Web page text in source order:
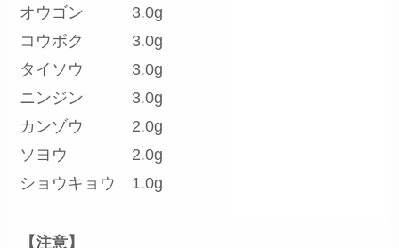
オウゴン 3.0g
コウボク 3.0g
タイソウ 3.0g
ニンジン 3.0g
カンゾウ 2.0g
ソヨウ 2.0g
ショウキョウ 1.0g
【注意】